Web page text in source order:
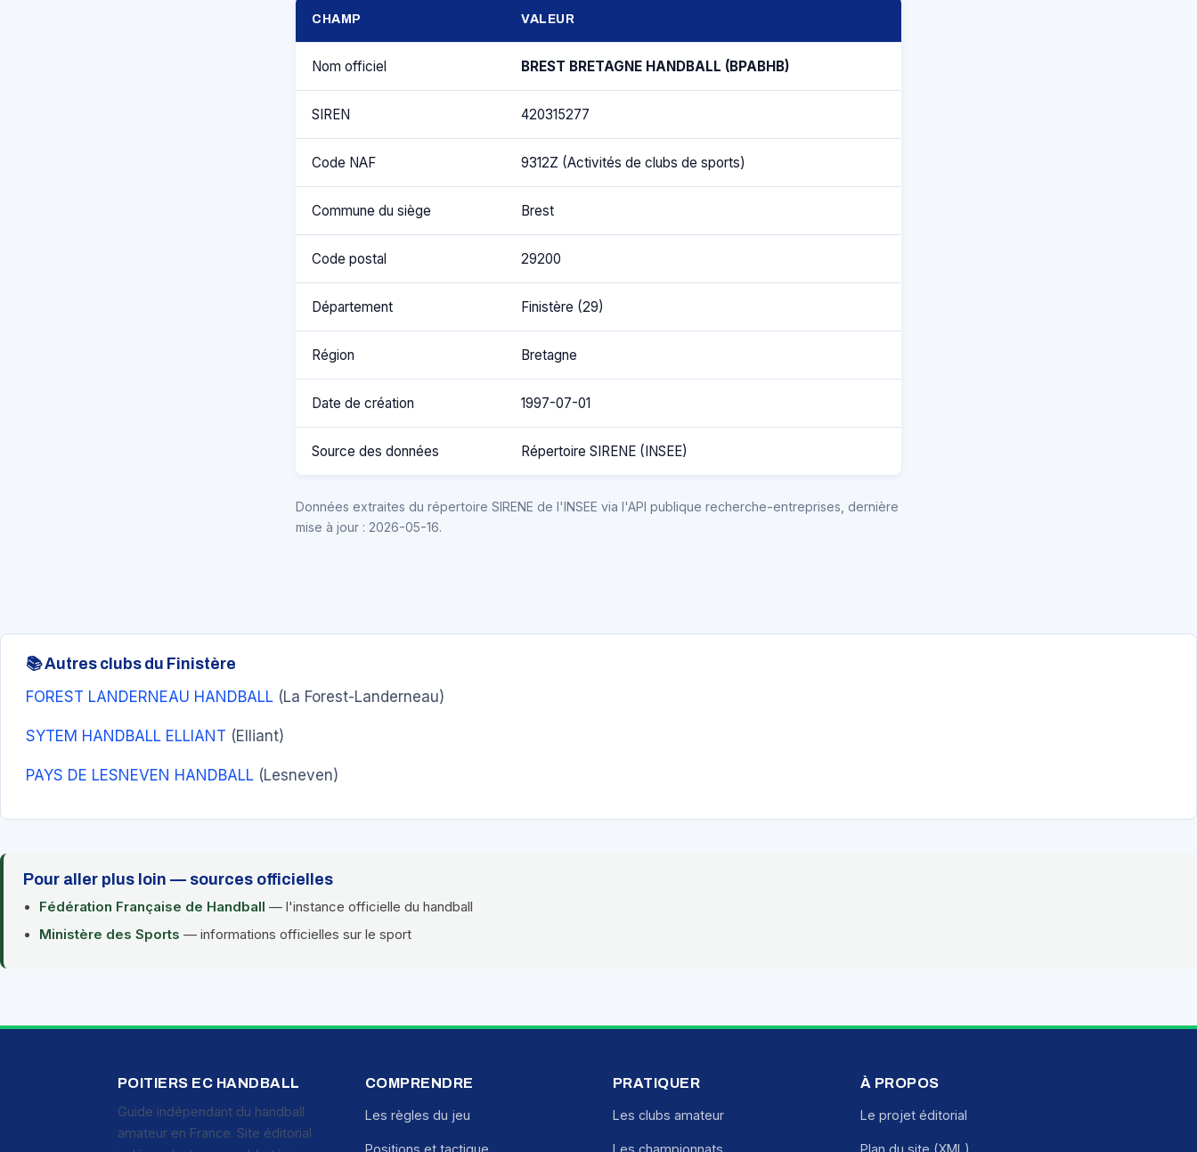
CHAMP VALEUR
Nom officiel BREST BRETAGNE HANDBALL (BPABHB)
SIREN 420315277
Code NAF 9312Z (Activités de clubs de sports)
Commune du siège Brest
Code postal 29200
Département Finistère (29)
Région Bretagne
Date de création 1997-07-01
Source des données Répertoire SIRENE (INSEE)
Données extraites du répertoire SIRENE de l'INSEE via l'API publique recherche-entreprises, dernière
mise à jour : 2026-05-16.
📚 Autres clubs du Finistère
FOREST LANDERNEAU HANDBALL (La Forest-Landerneau)
SYTEM HANDBALL ELLIANT (Elliant)
PAYS DE LESNEVEN HANDBALL (Lesneven)
Pour aller plus loin — sources officielles
Fédération Française de Handball — l'instance officielle du handball
Ministère des Sports — informations officielles sur le sport
POITIERS EC HANDBALL
Guide indépendant du handball
amateur en France. Site éditorial
COMPRENDRE
Les règles du jeu
PRATIQUER
Les clubs amateur
À PROPOS
Le projet éditorial